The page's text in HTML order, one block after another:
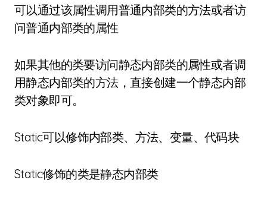
可以通过该属性调用普通内部类的方法或者访
问普通内部类的属性
如果其他的类要访问静态内部类的属性或者调
用静态内部类的方法，直接创建一个静态内部
类对象即可。
Static可以修饰内部类、方法、变量、代码块
Static修饰的类是静态内部类